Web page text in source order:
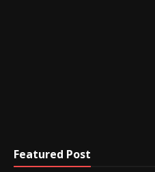
Featured Post